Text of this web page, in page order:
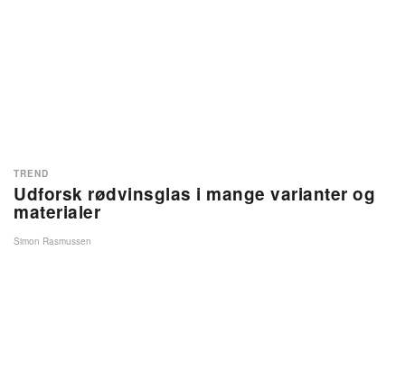
Udforsk rødvinsglas i mange varianter og
materialer
TREND
Simon Rasmussen